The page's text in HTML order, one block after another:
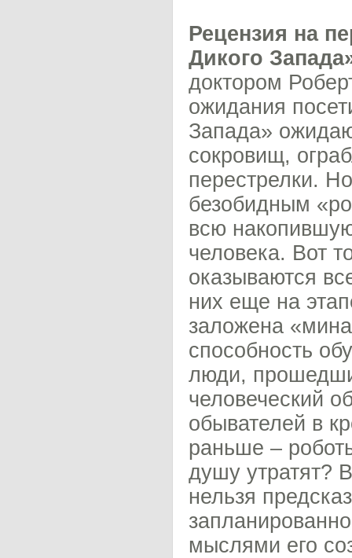
Рецензия на
Дикого
доктором
ожидания
Запада»
сокровищ,
перестрелки.
безобидным
всю
человека. Вот
оказываются
них еще на
заложена
способность
люди,
человеческий
обывателей в
раньше –
душу утратят?
нельзя
мыслями его